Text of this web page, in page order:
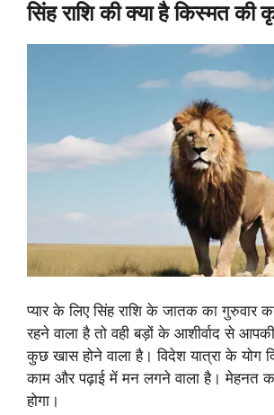
सिंह राशि की क्या है किस्मत की
प्यार के लिए सिंह राशि के जातक का गुरुवार
रहने वाला है तो वही बड़ों के आशीर्वाद से
कुछ खास होने वाला है। विदेश यात्रा के योग
काम और पढ़ाई में मन लगने वाला है। मेहनत
होगा।